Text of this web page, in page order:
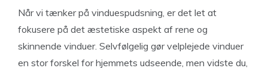
Når vi tænker på vinduespudsning, er det let at
fokusere på det æstetiske aspekt af rene og
skinnende vinduer. Selvfølgelig gør velplejede vinduer
en stor forskel for hjemmets udseende, men vidste du,